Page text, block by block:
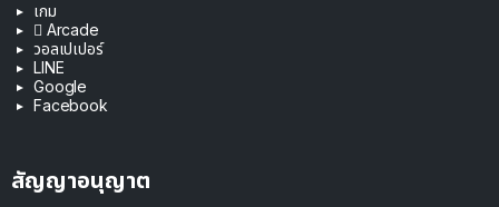
เกม
 Arcade
วอลเปเปอร์
LINE
Google
Facebook
สัญญาอนุญาต